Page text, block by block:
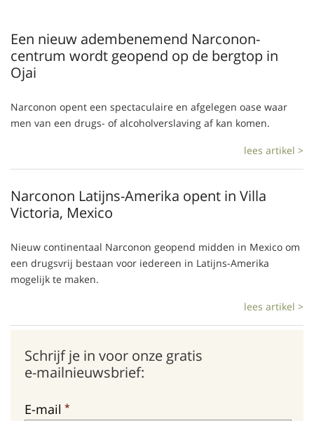
Een nieuw adembenemend Narconon-
centrum wordt geopend op de bergtop in
Ojai
Narconon opent een spectaculaire en afgelegen oase waar
men van een drugs- of alcoholverslaving af kan komen.
lees artikel >
Narconon Latijns-Amerika opent in Villa
Victoria, Mexico
Nieuw continentaal Narconon geopend midden in Mexico om
een drugsvrij bestaan voor iedereen in Latijns-Amerika
mogelijk te maken.
lees artikel >
Schrijf je in voor onze gratis
e-mailnieuwsbrief:
E-mail